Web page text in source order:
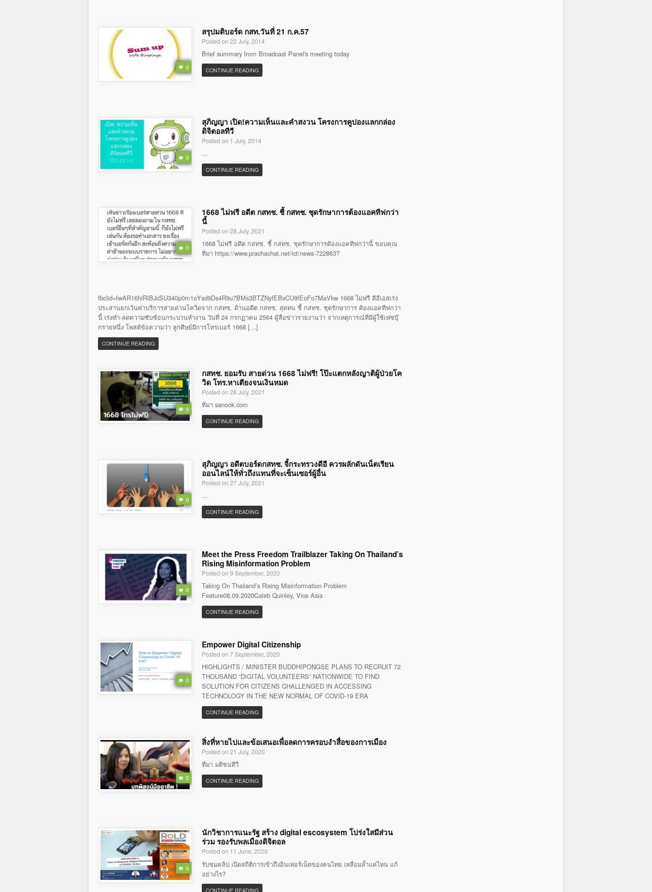
0
สรุปมติบอร์ด กสท.วันที่ 21 ก.ค.57
Posted on 22 July, 2014
Brief summary from Broadcast Panel's meeting today
CONTINUE READING
0
สุภิญญา เปิด!ความเห็นและคำสงวน โครงการคูปองแลกกล่อง
ดิจิตอลทีวี
Posted on 1 July, 2014
...
CONTINUE READING
0
1668 ไม่ฟรี อดีต กสทช. ชี้ กสทช. ชุดรักษาการต้องแอคทีฟกว่า
นี้
Posted on 28 July, 2021
1668 ไม่ฟรี อดีต กสทช. ชี้ กสทช. ชุดรักษาการต้องแอคทีฟกว่านี้ ขอบคุณ
ที่มา https://www.prachachat.net/ict/news-722863?
fbclid=IwAR16hiRIBJcSU340p0m1oYsd9Ds4R9u7BMs3BTZNyfEBvCU9fEoFo7MaVkw 1668 ไม่ฟรี ดีอีเอสเร่ง
ประสานยกเว้นค่าบริการสายด่วนโควิดจาก กสทช. ด้านอดีต กสทช. สุดทน ชี้ กสทช. ชุดรักษาการ ต้องแอคทีฟกว่า
นี้ เร่งทำ-ลดความซับซ้อนกระบวนทำงาน วันที่ 24 กรกฏาคม 2564 ผู้สื่อข่าวรายงานว่า จากเหตุการณ์ที่มีผู้ใช้เฟซบุ๊
กรายหนึ่ง โพสต์ข้อความว่า ลูกศิษย์มีการโทรเบอร์ 1668 […]
CONTINUE READING
0
กสทช. ยอมรับ สายด่วน 1668 ไม่ฟรี! โป๊ะแตกหลังญาติผู้ป่วยโค
วิด โทร.หาเตียงจนเงินหมด
Posted on 28 July, 2021
ที่มา sanook.com
CONTINUE READING
0
สุภิญญา อดีตบอร์ดกสทช. จี้กระทรวงดีอี ควรผลักดันเน็ตเรียน
ออนไลน์ให้ทั่วถึงแทนที่จะเซ็นเซอร์ผู้อื่น
Posted on 27 July, 2021
...
CONTINUE READING
0
Meet the Press Freedom Trailblazer Taking On Thailand’s
Rising Misinformation Problem
Posted on 9 September, 2020
Taking On Thailand’s Rising Misinformation Problem
Feature08.09.2020Caleb Quinley, Vice Asia
CONTINUE READING
0
Empower Digital Citizenship
Posted on 7 September, 2020
HIGHLIGHTS / MINISTER BUDDHIPONGSE PLANS TO RECRUIT 72
THOUSAND “DIGITAL VOLUNTEERS” NATIONWIDE TO FIND
SOLUTION FOR CITIZENS CHALLENGED IN ACCESSING
TECHNOLOGY IN THE NEW NORMAL OF COVID-19 ERA
CONTINUE READING
0
สิ่งที่หายไปและข้อเสนอเพื่อลดการครอบงำสื่อของการเมือง
Posted on 21 July, 2020
ที่มา มติชนทีวี
CONTINUE READING
0
นักวิชาการแนะรัฐ สร้าง digital escosystem โปร่งใสมีส่วน
ร่วม รองรับพลเมืองดิจิตอล
Posted on 11 June, 2020
รับชมคลิป เปิดสถิติการเข้าถึงอินเทอร์เน็ตของคนไทย เหลื่อมล้ำแค่ไหน แก้
อย่างไร?
CONTINUE READING